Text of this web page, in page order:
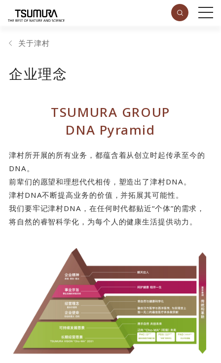
关于津村
企业理念
TSUMURA GROUP
DNA Pyramid
津村所开展的所有业务，都蕴含着从创立时起传承至今的
DNA。
前辈们的愿望和理想代代相传，塑造出了津村DNA。
津村DNA不断提高业务的价值，并拓展其可能性。
我们要牢记津村DNA，在任何时代都贴近“个体”的需求，
将自然的睿智科学化，为每个人的健康生活提供动力。